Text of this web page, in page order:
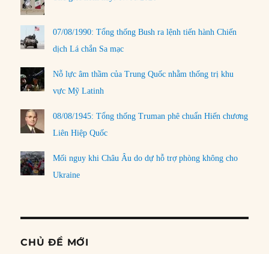
07/08/1990: Tổng thống Bush ra lệnh tiến hành Chiến
dịch Lá chắn Sa mạc
Nỗ lực âm thầm của Trung Quốc nhằm thống trị khu
vực Mỹ Latinh
08/08/1945: Tổng thống Truman phê chuẩn Hiến chương
Liên Hiệp Quốc
Mối nguy khi Châu Âu do dự hỗ trợ phòng không cho
Ukraine
CHỦ ĐỀ MỚI